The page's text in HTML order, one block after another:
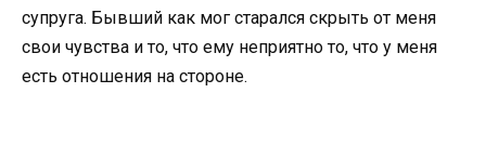
супруга. Бывший как мог старался скрыть от меня
свои чувства и то, что ему неприятно то, что у меня
есть отношения на стороне.